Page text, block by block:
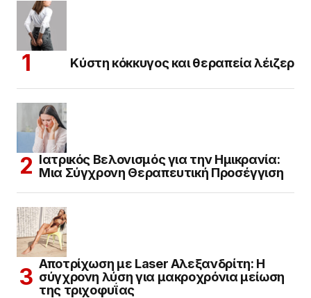
Κύστη κόκκυγος και θεραπεία λέιζερ
Ιατρικός Βελονισμός για την Ημικρανία:
Μια Σύγχρονη Θεραπευτική Προσέγγιση
Αποτρίχωση με Laser Αλεξανδρίτη: Η
σύγχρονη λύση για μακροχρόνια μείωση
της τριχοφυΐας